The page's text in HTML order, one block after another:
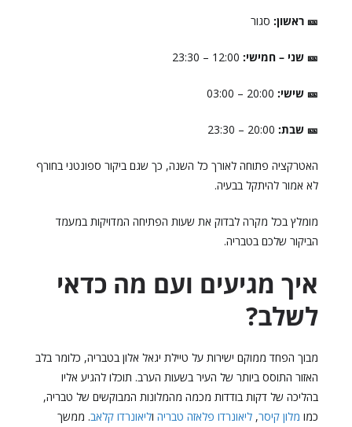
🎫 ראשון:סגור
🎫 שני – חמישי:12:00 – 23:30
🎫 שישי:20:00 – 03:00
🎫 שבת:20:00 – 23:30
האטרקציה פתוחה לאורך כל השנה, כך שגם ביקור ספונטני בחורף
לא אמור להיתקל בבעיה.
מומלץ בכל מקרה לבדוק את שעות הפתיחה המדויקות במעמד
הביקור שלכם בטבריה.
איך מגיעים ועם מה כדאי
לשלב?
מבוך הפחד ממוקם ישירות על טיילת יגאל אלון בטבריה, כלומר בלב
האזור התוסס ביותר של העיר בשעות הערב. תוכלו להגיע אליו
בהליכה של דקות בודדות מכמה מהמלונות המבוקשים של טבריה,
כמו מלון קיסר, ליאונרדו פלאזה טבריהוליאונרדו קלאב. ממשך